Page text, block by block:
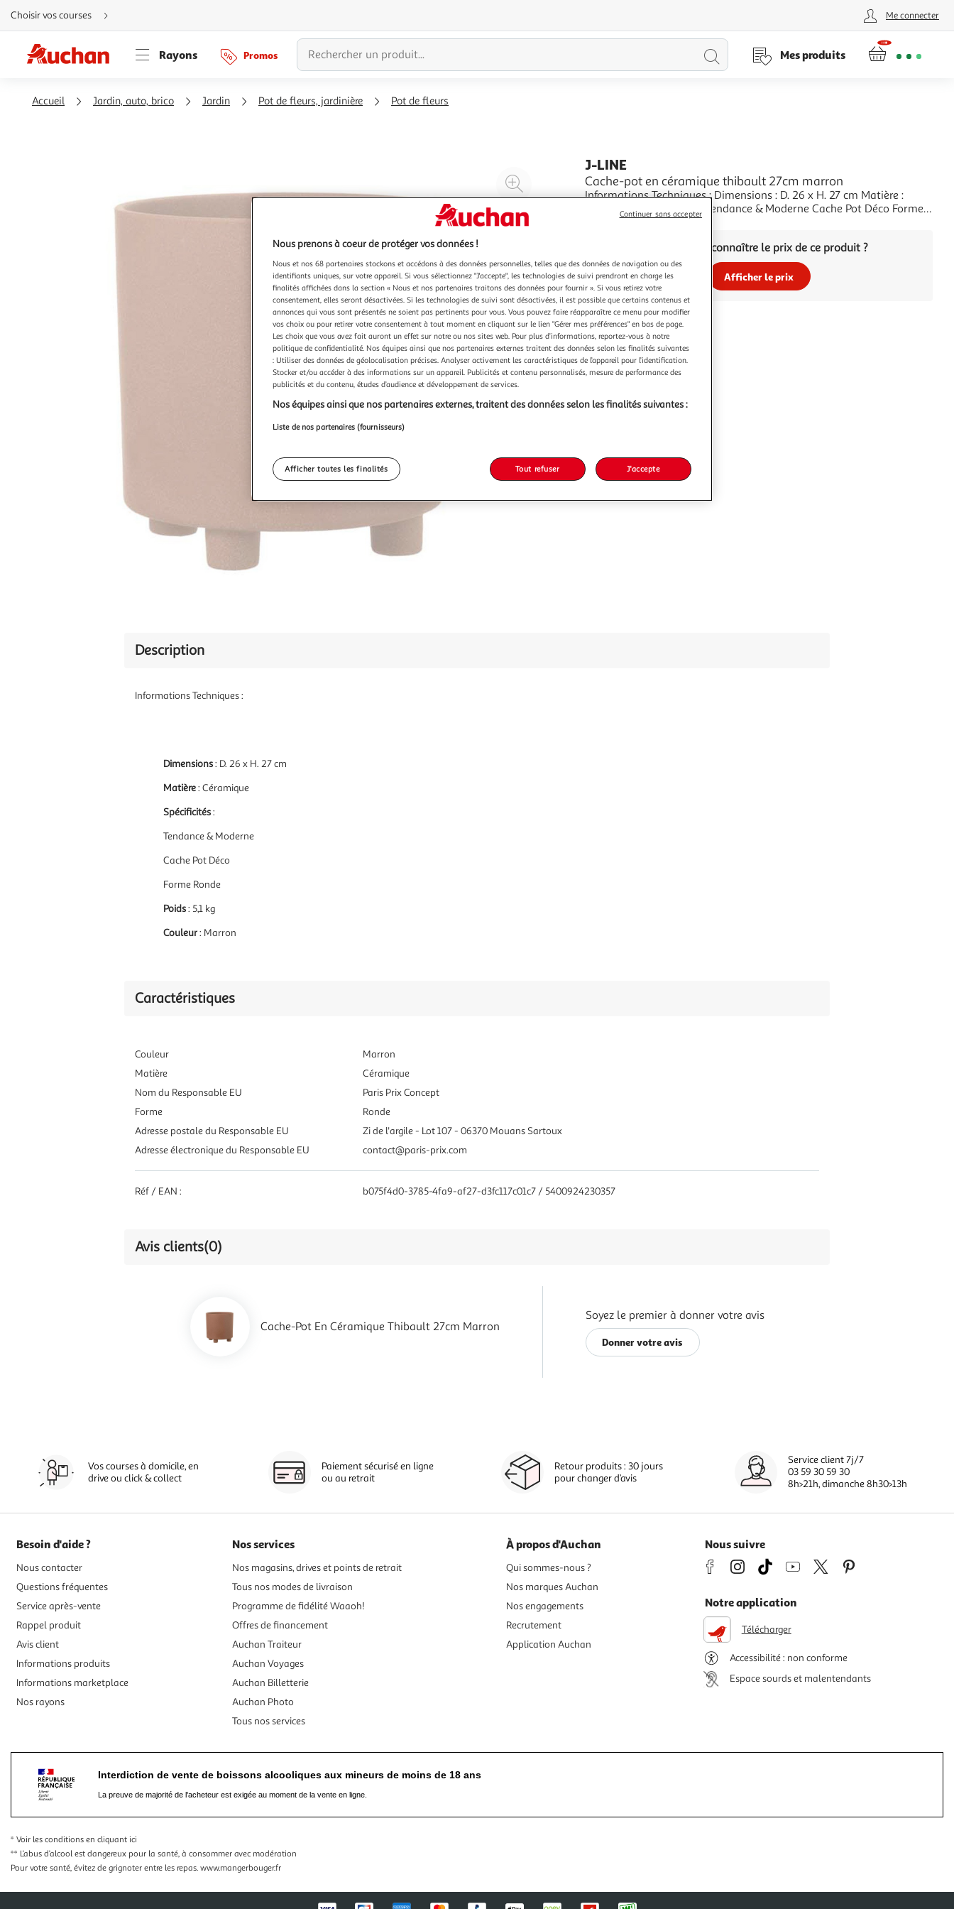
Aller
directement
au
Aller
directement
à
Aller
directement
Choisir vos courses Me connecter
Rayons Promos
Lancer
Mes produits
Accueil Jardin, auto, brico Jardin Pot de fleurs, jardinière Pot de fleurs
Agrandir
l'illustration
à
Réduire
100
%
le
produit
J-LINE
Cache-pot en céramique thibault 27cm marron
Informations Techniques : Dimensions : D. 26 x H. 27 cm Matière :
Céramique Spécificités : Tendance & Moderne Cache Pot Déco Forme
Ronde Poids : 5,1 kg Couleur : Marron
Vous voulez connaître le prix de ce produit ?
Afficher le prix
Description
Informations Techniques :
Dimensions: D. 26 x H. 27 cm
Matière: Céramique
Spécificités:
Tendance & Moderne
Cache Pot Déco
Forme Ronde
Poids: 5,1 kg
Couleur: Marron
Caractéristiques
Couleur
Marron
Matière
Céramique
Nom du Responsable EU
Paris Prix Concept
Forme
Ronde
Adresse postale du Responsable EU
Zi de l'argile - Lot 107 - 06370 Mouans Sartoux
Adresse électronique du Responsable EU
contact@paris-prix.com
Réf / EAN : b075f4d0-3785-4fa9-af27-d3fc117c01c7 / 5400924230357
Avis clients(0)
Cache-Pot En Céramique Thibault 27cm Marron
Soyez le premier à donner votre avis
Donner votre avis
Vos courses à domicile, en
drive ou click & collect
Paiement sécurisé en ligne
ou au retrait
Retour produits : 30 jours
pour changer d’avis
Service client 7j/7
03 59 30 59 30
8h>21h, dimanche 8h30>13h
Besoin d'aide ?
Nous contacter
Questions fréquentes
Service après-vente
Rappel produit
Avis client
Informations produits
Informations marketplace
Nos rayons
Nos services
Nos magasins, drives et points de retrait
Tous nos modes de livraison
Programme de fidélité Waaoh!
Offres de financement
Auchan Traiteur
Auchan Voyages
Auchan Billetterie
Auchan Photo
Tous nos services
À propos d'Auchan
Qui sommes-nous ?
Nos marques Auchan
Nos engagements
Recrutement
Application Auchan
Nous suivre
Notre application
Télécharger
Accessibilité : non conforme
Espace sourds et malentendants
Interdiction de vente de boissons alcooliques aux mineurs de moins de 18 ans
La preuve de majorité de l'acheteur est exigée au moment de la vente en ligne.
* Voir les conditions en cliquant ici
** L’abus d’alcool est dangereux pour la santé, à consommer avec modération
Pour votre santé, évitez de grignoter entre les repas. www.mangerbouger.fr
Nous prenons à coeur de protéger vos données !
Nous et nos 68 partenaires stockons et accédons à des données personnelles, telles que des données de navigation ou des
identifiants uniques, sur votre appareil. Si vous sélectionnez "J'accepte", les technologies de suivi prendront en charge les
finalités affichées dans la section « Nous et nos partenaires traitons des données pour fournir ». Si vous retirez votre
consentement, elles seront désactivées. Si les technologies de suivi sont désactivées, il est possible que certains contenus et
annonces qui vous sont présentés ne soient pas pertinents pour vous. Vous pouvez faire réapparaître ce menu pour modifier
vos choix ou pour retirer votre consentement à tout moment en cliquant sur le lien "Gérer mes préférences" en bas de page.
Les choix que vous avez fait auront un effet sur notre ou nos sites web. Pour plus d’informations, reportez-vous à notre
politique de confidentialité. Nos équipes ainsi que nos partenaires externes traitent des données selon les finalités suivantes
: Utiliser des données de géolocalisation précises. Analyser activement les caractéristiques de l’appareil pour l’identification.
Stocker et/ou accéder à des informations sur un appareil. Publicités et contenu personnalisés, mesure de performance des
publicités et du contenu, études d’audience et développement de services.
Nos équipes ainsi que nos partenaires externes, traitent des données selon les finalités suivantes :
Liste de nos partenaires (fournisseurs)
Afficher toutes les finalités Tout refuser J'accepte
Continuer sans accepter